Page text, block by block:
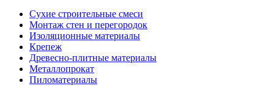
Сухие строительные смеси
Монтаж стен и перегородок
Изоляционные материалы
Крепеж
Древесно-плитные материалы
Металлопрокат
Пиломатериалы